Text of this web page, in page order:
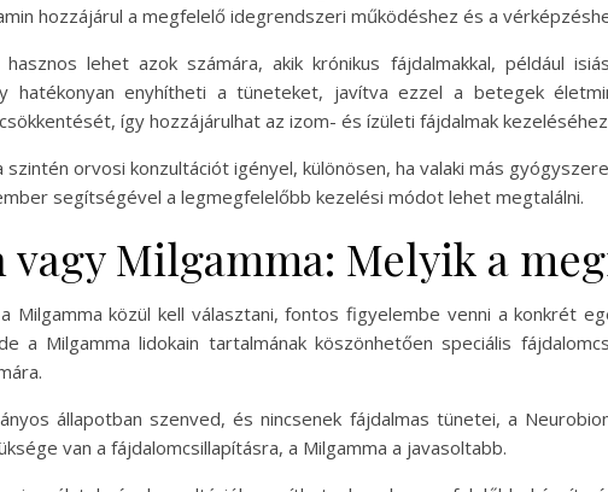
hozzájárul a megfelelő idegrendszeri működéshez és a
hasznos lehet azok számára, akik krónikus fájdalmakkal, például
hatékonyan enyhítheti a tüneteket, javítva ezzel a betegek
így hozzájárulhat az izom- és ízületi fájdalmak
szintén orvosi konzultációt igényel, különösen, ha valaki más
segítségével a legmegfelelőbb kezelési módot lehet megtalálni.
Milgamma: Melyik a
Milgamma közül kell választani, fontos figyelembe venni a konkrét
a Milgamma lidokain tartalmának köszönhetően speciális
állapotban szenved, és nincsenek fájdalmas tünetei, a
van a fájdalomcsillapításra, a Milgamma a javasoltabb.